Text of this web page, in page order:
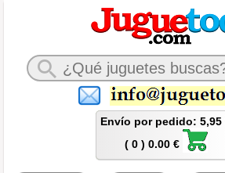
Envío por pedido: 5,95
( 0 ) 0.00 €